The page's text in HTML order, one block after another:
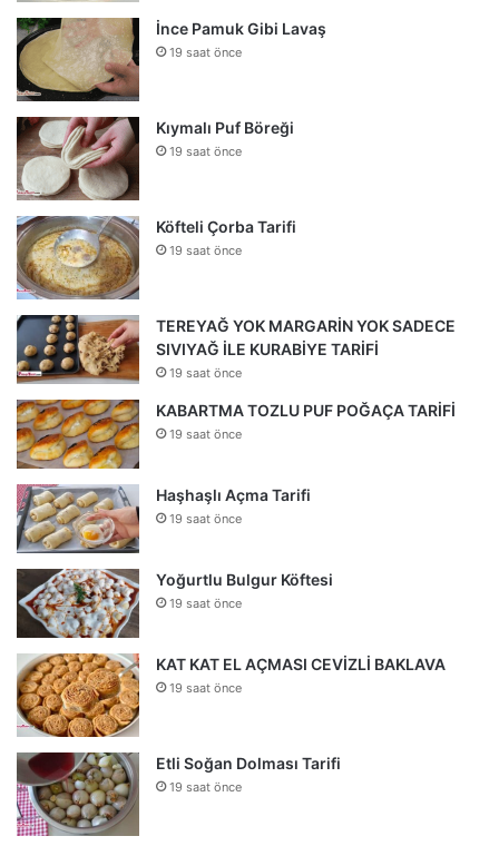
İnce Pamuk Gibi Lavaş
19 saat önce
Kıymalı Puf Böreği
19 saat önce
Köfteli Çorba Tarifi
19 saat önce
TEREYAĞ YOK MARGARİN YOK SADECE
SIVIYAĞ İLE KURABİYE TARİFİ
19 saat önce
KABARTMA TOZLU PUF POĞAÇA TARİFİ
19 saat önce
Haşhaşlı Açma Tarifi
19 saat önce
Yoğurtlu Bulgur Köftesi
19 saat önce
KAT KAT EL AÇMASI CEVİZLİ BAKLAVA
19 saat önce
Etli Soğan Dolması Tarifi
19 saat önce